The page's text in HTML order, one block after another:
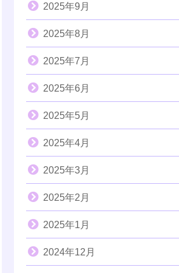
2025年9月
2025年8月
2025年7月
2025年6月
2025年5月
2025年4月
2025年3月
2025年2月
2025年1月
2024年12月